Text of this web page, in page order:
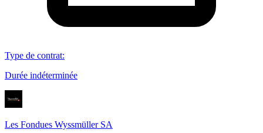
Type de contrat:
Durée indéterminée
Les Fondues Wyssmüller SA